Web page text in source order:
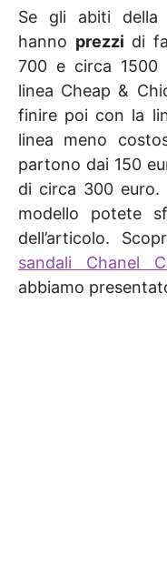
Se gli abiti della
hanno prezzi di
700 e circa 1500
linea Cheap &
finire poi con la
linea meno
partono dai 150
di circa 300
modello potete
dell’articolo.
sandali Chanel
abbiamo